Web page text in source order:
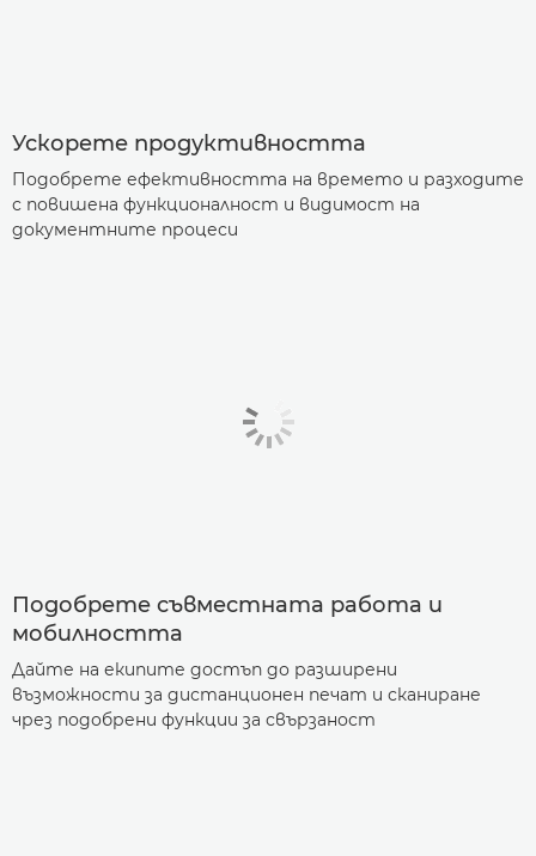
Ускорете продуктивността
Подобрете ефективността на времето и разходите
с повишена функционалност и видимост на
документните процеси
Подобрете съвместната работа и
мобилността
Дайте на екипите достъп до разширени
възможности за дистанционен печат и сканиране
чрез подобрени функции за свързаност